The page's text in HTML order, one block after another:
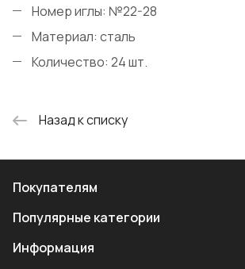
Номер иглы: №22-28
Материал: сталь
Количество: 24 шт.
Назад к списку
Покупателям
Популярные категории
Информация